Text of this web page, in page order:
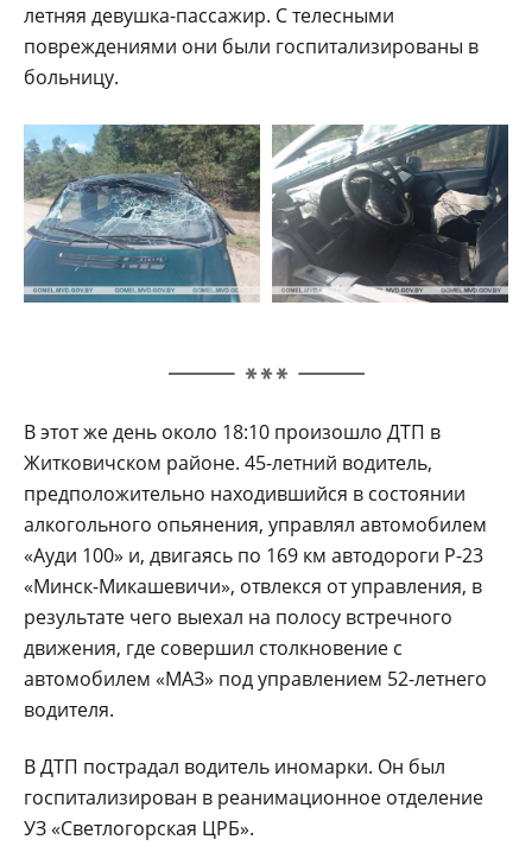
летняя девушка-пассажир. С телесными
повреждениями они были госпитализированы в
больницу.
В этот же день около 18:10 произошло ДТП в
Житковичском районе. 45-летний водитель,
предположительно находившийся в состоянии
алкогольного опьянения, управлял автомобилем
«Ауди 100» и, двигаясь по 169 км автодороги Р-23
«Минск-Микашевичи», отвлекся от управления, в
результате чего выехал на полосу встречного
движения, где совершил столкновение с
автомобилем «МАЗ» под управлением 52-летнего
водителя.
В ДТП пострадал водитель иномарки. Он был
госпитализирован в реанимационное отделение
УЗ «Светлогорская ЦРБ».